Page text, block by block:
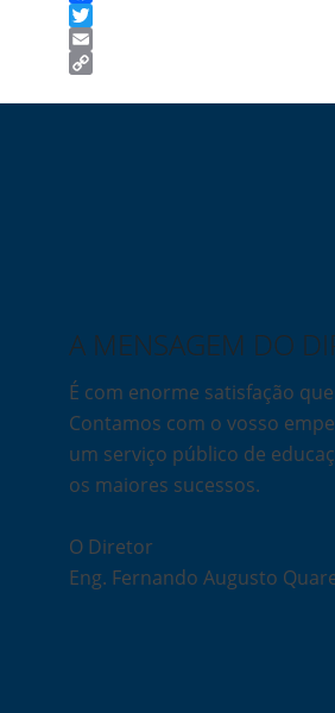
Facebook
Twitter
Email
Link
A MENSAGEM DO
É com enorme satisfação
Contamos com o vosso
um serviço público de
os maiores sucessos.
O Diretor
Eng. Fernando Augusto